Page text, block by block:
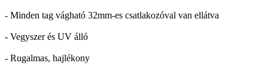
- Minden tag vágható 32mm-es csatlakozóval van ellátva
- Vegyszer és UV álló
- Rugalmas, hajlékony